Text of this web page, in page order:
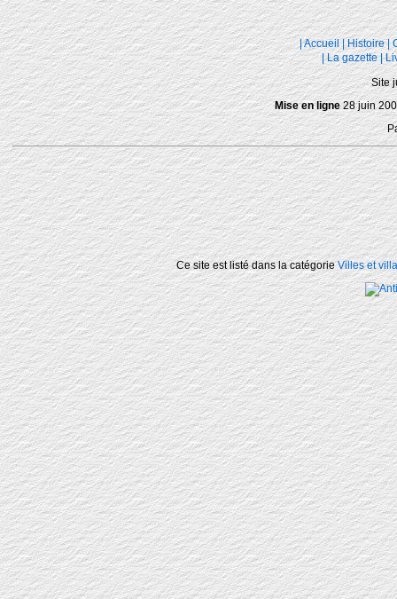
|Accueil | Histoire |
|La gazette|
Site
Mise en ligne 28 juin
Ce site est listé dans la catégorieVilles et